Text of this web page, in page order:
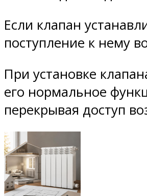
Если клапан
поступление к нему
При установке
его нормальное
перекрывая доступ